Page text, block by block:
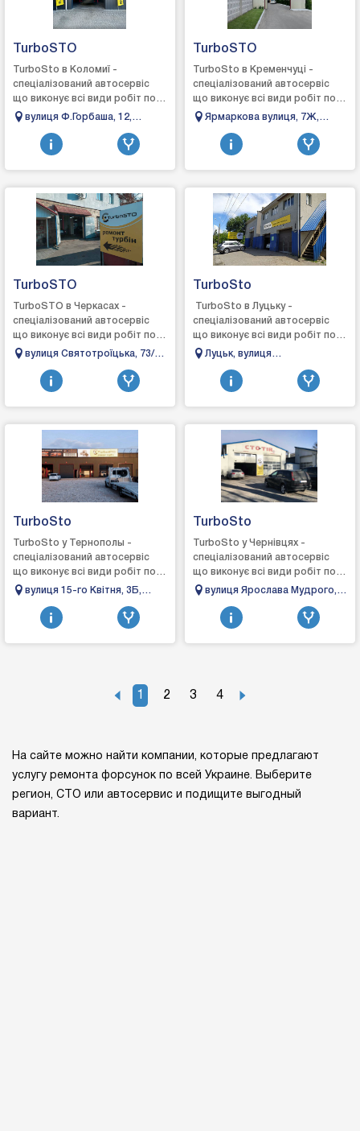
TurboSTO
TurboSto в Коломиї -
спеціалізований автосервіс
що виконує всі види робіт по
турбінах: зняття, діагностика,
виготовле...
вулиця Ф.Горбаша, 12,
Коломия, Івано-Франківська
область
TurboSTO
TurboSto в Кременчуці -
спеціалізований автосервіс
що виконує всі види робіт по
турбінах: зняття, діагностика,
вигото...
Ярмаркова вулиця, 7Ж,
Кременчук, Полтавська
область, 39600
TurboSTO
TurboSTO в Черкасах -
спеціалізований автосервіс
що виконує всі види робіт по
турбінах: зняття, діагностика,
виготовл...
вулиця Святотроїцька, 73/3,
Черкаси, Черкаська область
TurboSto
TurboSto в Луцьку -
спеціалізований автосервіс
що виконує всі види робіт по
турбінах: зняття, діагностика,
виго...
Луцьк, вулиця
Котляревського, 19,
Волинська область, Україна
TurboSto
TurboSto у Тернополы -
спеціалізований автосервіс
що виконує всі види робіт по
турбінах: зняття, діагностика,
виготов...
вулиця 15-го Квітня, 3Б,
Байківці, Тернопільська
область, 47722
TurboSto
TurboSto у Чернівцях -
спеціалізований автосервіс
що виконує всі види робіт по
турбінах: зняття, діагностика,
виготов...
вулиця Ярослава Мудрого,
33, Чернівці, Чернівецька
область, 58025
1 2 3 4
На сайте можно найти компании, которые предлагают
услугу ремонта форсунок по всей Украине. Выберите
регион, СТО или автосервис и подищите выгодный
вариант.